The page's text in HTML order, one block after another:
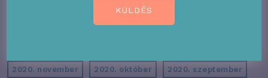
2020. november 2020. október 2020. szeptember
KÜLDÉS